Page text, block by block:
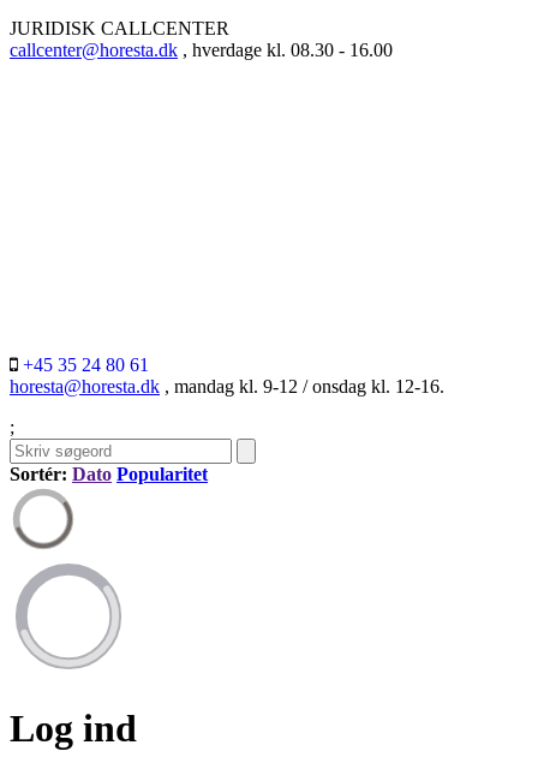
JURIDISK CALLCENTER
callcenter@horesta.dk , hverdage kl. 08.30 - 16.00
+45 35 24 80 61
horesta@horesta.dk , mandag kl. 9-12 / onsdag kl. 12-16.
;
Sortér: Dato Popularitet
Log ind